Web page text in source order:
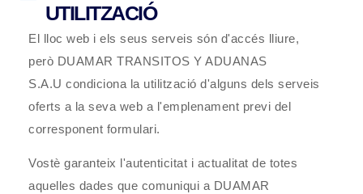
UTILITZACIÓ
El lloc web i els seus serveis són d'accés lliure,
però DUAMAR TRANSITOS Y ADUANAS
S.A.U condiciona la utilització d'alguns dels serveis
oferts a la seva web a l'emplenament previ del
corresponent formulari.
Vostè garanteix l'autenticitat i actualitat de totes
aquelles dades que comuniqui a DUAMAR